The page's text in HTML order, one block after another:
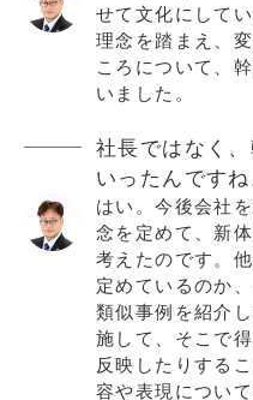
せて文化にして
理念を踏まえ、
ころについて、
いました。
社長ではなく
いったんですね
はい。今後会社
念を定めて、新
考えたのです。
定めているのか
類似事例を紹介
施して、そこで
反映したりする
容や表現につい